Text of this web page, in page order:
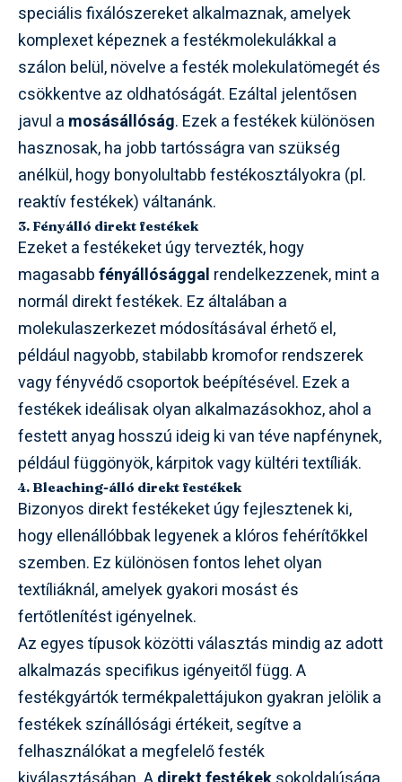
speciális fixálószereket alkalmaznak, amelyek
komplexet képeznek a festékmolekulákkal a
szálon belül, növelve a festék molekulatömegét és
csökkentve az oldhatóságát. Ezáltal jelentősen
javul a mosásállóság. Ezek a festékek különösen
hasznosak, ha jobb tartósságra van szükség
anélkül, hogy bonyolultabb festékosztályokra (pl.
reaktív festékek) váltanánk.
3. Fényálló direkt festékek
Ezeket a festékeket úgy tervezték, hogy
magasabbfényállósággal rendelkezzenek, mint a
normál direkt festékek. Ez általában a
molekulaszerkezet módosításával érhető el,
például nagyobb, stabilabb kromofor rendszerek
vagy fényvédő csoportok beépítésével. Ezek a
festékek ideálisak olyan alkalmazásokhoz, ahol a
festett anyag hosszú ideig ki van téve napfénynek,
például függönyök, kárpitok vagy kültéri textíliák.
4. Bleaching-álló direkt festékek
Bizonyos direkt festékeket úgy fejlesztenek ki,
hogy ellenállóbbak legyenek a klóros fehérítőkkel
szemben. Ez különösen fontos lehet olyan
textíliáknál, amelyek gyakori mosást és
fertőtlenítést igényelnek.
Az egyes típusok közötti választás mindig az adott
alkalmazás specifikus igényeitől függ. A
festékgyártók termékpalettájukon gyakran jelölik a
festékek színállósági értékeit, segítve a
felhasználókat a megfelelő festék